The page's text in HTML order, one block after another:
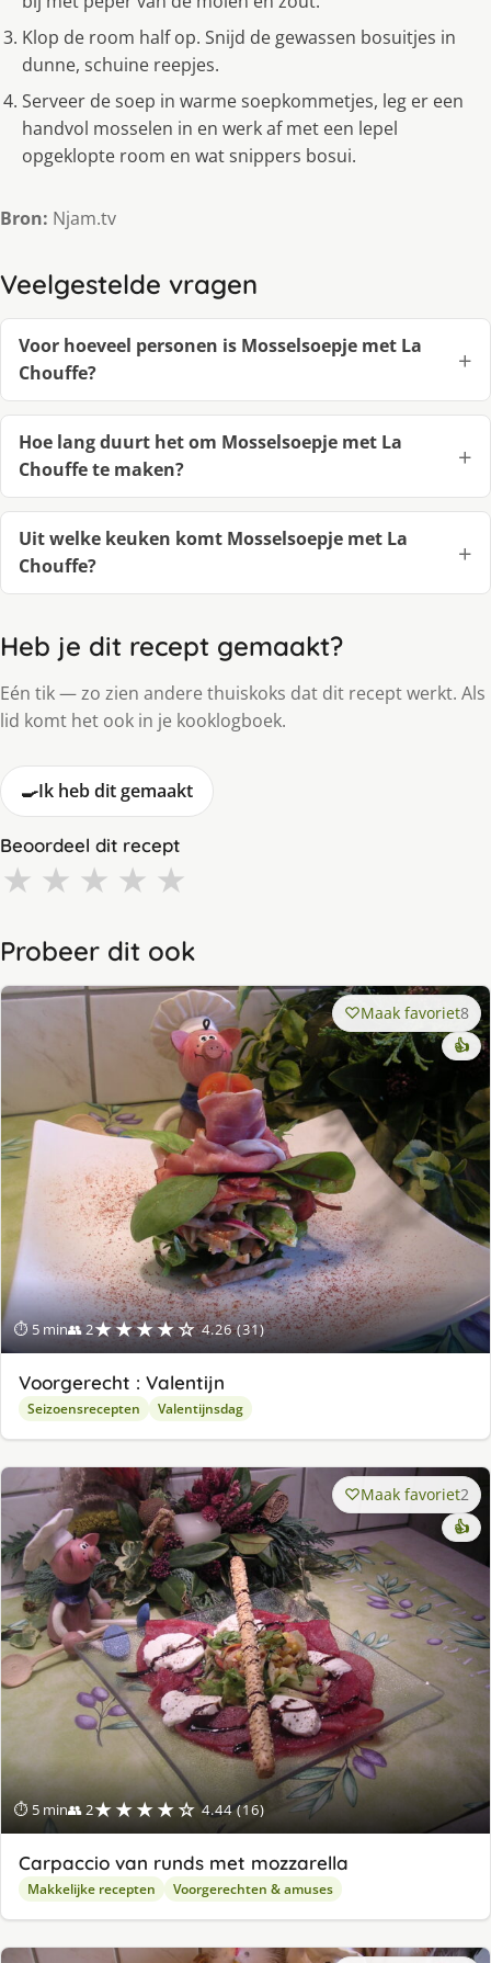
Klop de room half op. Snijd de gewassen bosuitjes in
dunne, schuine reepjes.
Serveer de soep in warme soepkommetjes, leg er een
handvol mosselen in en werk af met een lepel
opgeklopte room en wat snippers bosui.
Bron: Njam.tv
Veelgestelde vragen
Voor hoeveel personen is Mosselsoepje met La
Chouffe?
Hoe lang duurt het om Mosselsoepje met La
Chouffe te maken?
Uit welke keuken komt Mosselsoepje met La
Chouffe?
Heb je dit recept gemaakt?
Eén tik — zo zien andere thuiskoks dat dit recept werkt. Als
lid komt het ook in je kooklogboek.
🍳Ik heb dit gemaakt
Beoordeel dit recept
★ ★ ★ ★ ★
Probeer dit ook
⏱ 5 min👥 2★★★★☆ 4.26 (31)
Maak favoriet8
👍
Voorgerecht : Valentijn
Seizoensrecepten Valentijnsdag
⏱ 5 min👥 2★★★★☆ 4.44 (16)
Maak favoriet2
👍
Carpaccio van runds met mozzarella
Makkelijke recepten Voorgerechten & amuses